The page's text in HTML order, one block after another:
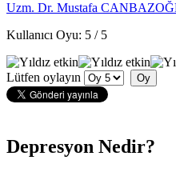
Uzm. Dr. Mustafa
Kullanıcı Oyu: 5 / 5
Lütfen oylayın
Depresyon Nedir?